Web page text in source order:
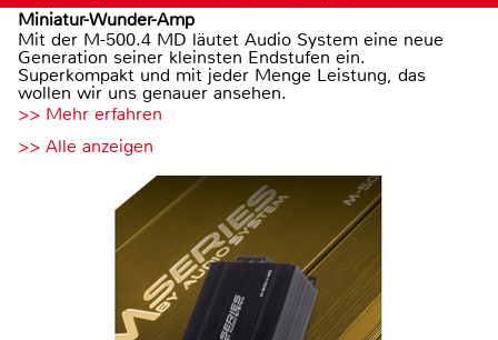
Miniatur-Wunder-Amp
Mit der M-500.4 MD läutet Audio System eine neue
Generation seiner kleinsten Endstufen ein.
Superkompakt und mit jeder Menge Leistung, das
wollen wir uns genauer ansehen.
>> Mehr erfahren
>> Alle anzeigen